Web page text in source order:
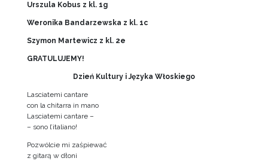
Urszula Kobus z kl. 1g
Weronika Bandarzewska z kl. 1c
Szymon Martewicz z kl. 2e
GRATULUJEMY!
Dzień Kultury i Języka Włoskiego
Lasciatemi cantare
con la chitarra in mano
Lasciatemi cantare –
– sono l’italiano!
Pozwólcie mi zaśpiewać
z gitarą w dłoni